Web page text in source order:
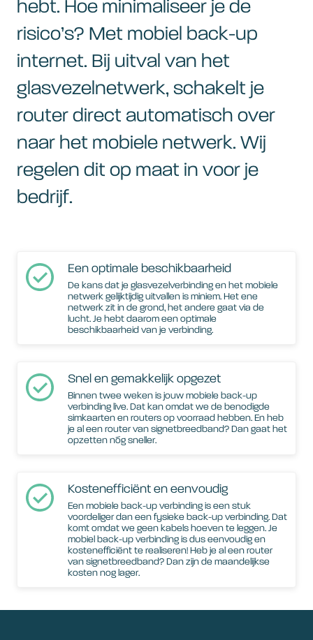
hebt. Hoe minimaliseer je de
risico’s? Met mobiel back-up
internet. Bij uitval van het
glasvezelnetwerk, schakelt je
router direct automatisch over
naar het mobiele netwerk. Wij
regelen dit op maat in voor je
bedrijf.
Een optimale beschikbaarheid
De kans dat je glasvezelverbinding en het mobiele
netwerk gelijktijdig uitvallen is miniem. Het ene
netwerk zit in de grond, het andere gaat via de
lucht. Je hebt daarom een optimale
beschikbaarheid van je verbinding.
Snel en gemakkelijk opgezet
Binnen twee weken is jouw mobiele back-up
verbinding live. Dat kan omdat we de benodigde
simkaarten en routers op voorraad hebben. En heb
je al een router van signetbreedband? Dan gaat het
opzetten nóg sneller.
Kostenefficiënt en eenvoudig
Een mobiele back-up verbinding is een stuk
voordeliger dan een fysieke back-up verbinding. Dat
komt omdat we geen kabels hoeven te leggen. Je
mobiel back-up verbinding is dus eenvoudig en
kostenefficiënt te realiseren! Heb je al een router
van signetbreedband? Dan zijn de maandelijkse
kosten nog lager.